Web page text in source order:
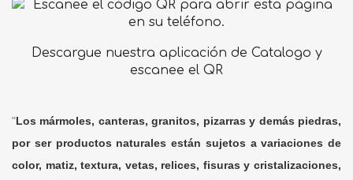
Descargue nuestra aplicación de Catalogo y
escanee el QR
"Los mármoles, canteras, granitos, pizarras y demás piedras,
por ser productos naturales están sujetos a variaciones de
color, matiz, textura, vetas, relices, fisuras y cristalizaciones,